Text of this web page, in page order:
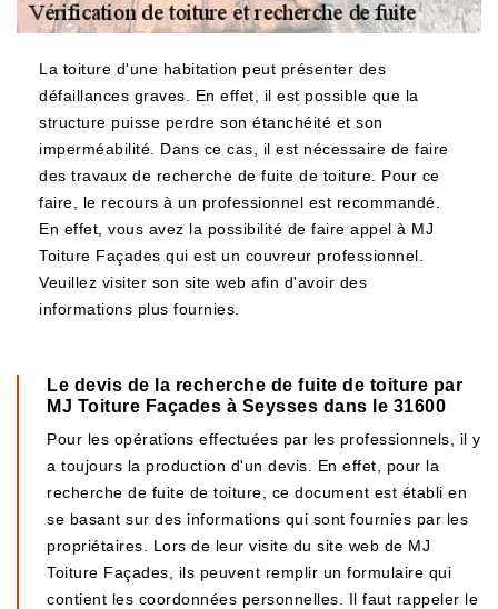
La toiture d'une habitation peut présenter des
défaillances graves. En effet, il est possible que la
structure puisse perdre son étanchéité et son
imperméabilité. Dans ce cas, il est nécessaire de faire
des travaux de recherche de fuite de toiture. Pour ce
faire, le recours à un professionnel est recommandé.
En effet, vous avez la possibilité de faire appel à MJ
Toiture Façades qui est un couvreur professionnel.
Veuillez visiter son site web afin d'avoir des
informations plus fournies.
Le devis de la recherche de fuite de toiture par
MJ Toiture Façades à Seysses dans le 31600
Pour les opérations effectuées par les professionnels, il y
a toujours la production d'un devis. En effet, pour la
recherche de fuite de toiture, ce document est établi en
se basant sur des informations qui sont fournies par les
propriétaires. Lors de leur visite du site web de MJ
Toiture Façades, ils peuvent remplir un formulaire qui
contient les coordonnées personnelles. Il faut rappeler le